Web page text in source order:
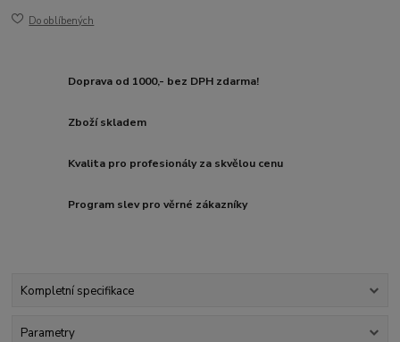
Do oblíbených
Doprava od 1000,- bez DPH zdarma!
Zboží skladem
Kvalita pro profesionály za skvělou cenu
Program slev pro věrné zákazníky
Kompletní specifikace
Parametry